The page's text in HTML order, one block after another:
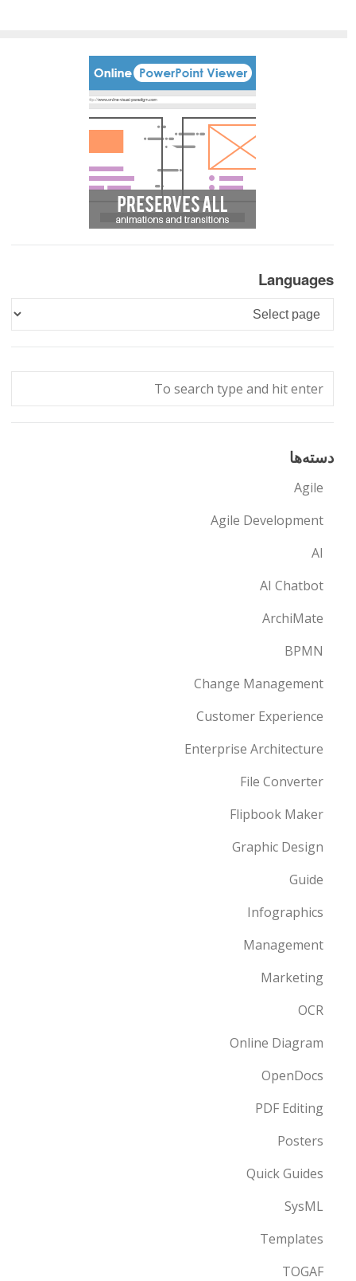
Languages
Languages
دسته‌ها
Agile
Agile Development
AI
AI Chatbot
ArchiMate
BPMN
Change Management
Customer Experience
Enterprise Architecture
File Converter
Flipbook Maker
Graphic Design
Guide
Infographics
Management
Marketing
OCR
Online Diagram
OpenDocs
PDF Editing
Posters
Quick Guides
SysML
Templates
TOGAF